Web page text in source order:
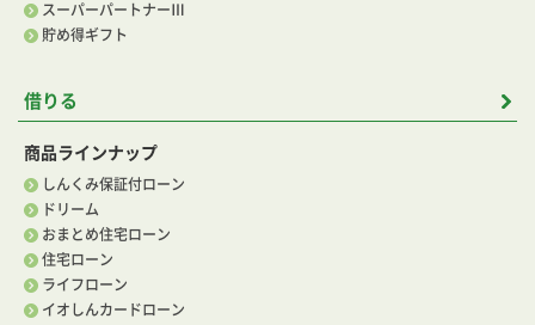
スーパーパートナーⅢ
貯め得ギフト
借りる
商品ラインナップ
しんくみ保証付ローン
ドリーム
おまとめ住宅ローン
住宅ローン
ライフローン
イオしんカードローン